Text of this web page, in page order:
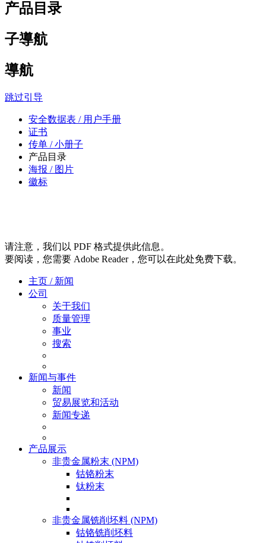
产品目录
子導航
導航
跳过引导
安全数据表 / 用户手册
证书
传单 / 小册子
产品目录
海报 / 图片
徽标
请注意，我们以 PDF 格式提供此信息。
要阅读，您需要 Adobe Reader，您可以在此处免费下载。
主页 / 新闻
公司
关于我们
质量管理
事业
搜索
新闻与事件
新闻
贸易展览和活动
新闻专递
产品展示
非贵金属粉末 (NPM)
钴铬粉末
钛粉末
非贵金属铣削坯料 (NPM)
钴铬铣削坯料